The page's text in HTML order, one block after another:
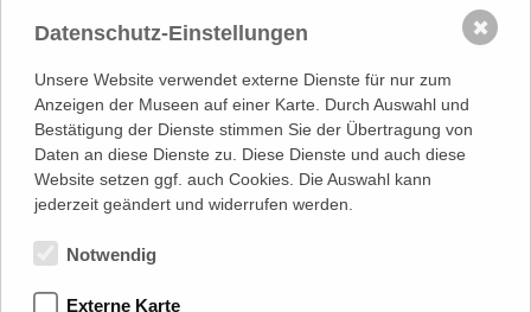
Führung mit Workshop
Andere Bildungsangebote finden
MUSEUMSVERBAND
Datenschutz-Einstellungen
Unsere Website verwendet externe Dienste für nur zum
Anzeigen der Museen auf einer Karte. Durch Auswahl und
Bestätigung der Dienste stimmen Sie der Übertragung von
Daten an diese Dienste zu. Diese Dienste und auch diese
Website setzen ggf. auch Cookies. Die Auswahl kann
jederzeit geändert und widerrufen werden.
Notwendig
Externe Karte
✖